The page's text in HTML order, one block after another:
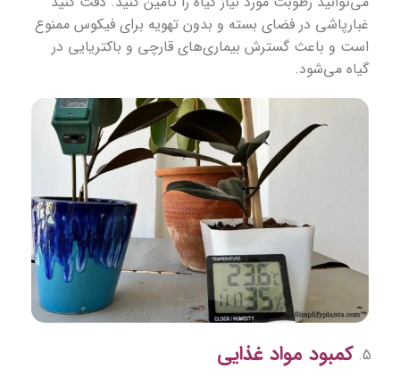
غبارپاشی در فضای بسته و بدون تهویه برای فیکوس ممنوع
است‌ و باعث گسترش بیماری‌های قارچی و باکتریایی در
گیاه می‌شود.
کمبود مواد غذایی